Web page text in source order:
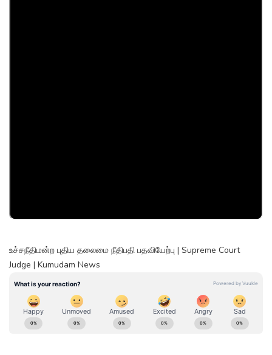
உச்சநீதிமன்ற புதிய தலைமை நீதிபதி பதவியேற்பு | Supreme Court
Judge | Kumudam News